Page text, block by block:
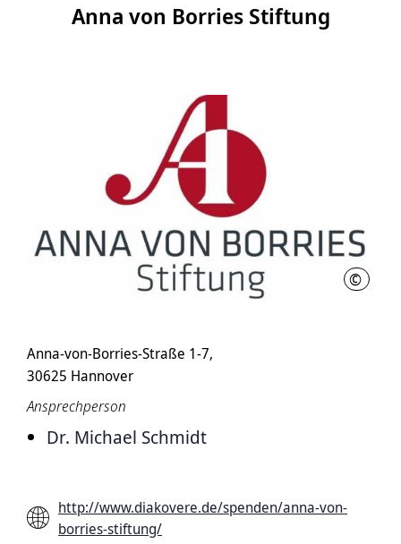
Anna von Borries Stiftung
© Anna
Anna-von-Borries-Straße 1-7,
30625 Hannover
Ansprechperson
Dr. Michael Schmidt
http://www.diakovere.de/spenden/anna-von-
borries-stiftung/